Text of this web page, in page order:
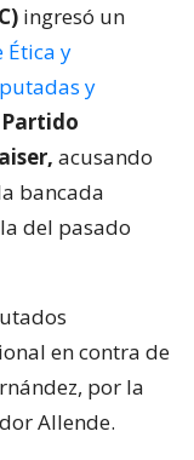
ingresó un
Ética y
y
acusando
bancada
del pasado
en contra de
por la
Allende.